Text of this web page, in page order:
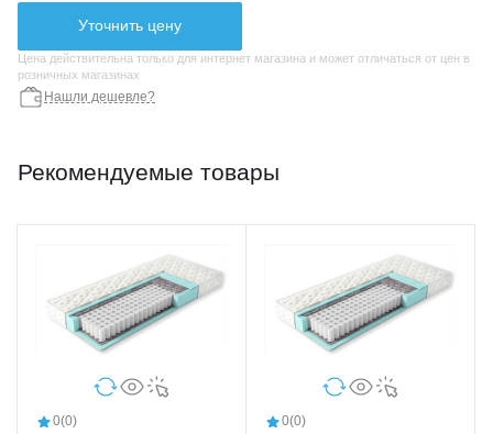
Уточнить цену
Цена действительна только для интернет магазина и может отличаться от цен в
розничных магазинах
Нашли дешевле?
Рекомендуемые товары
0(0) 0(0)